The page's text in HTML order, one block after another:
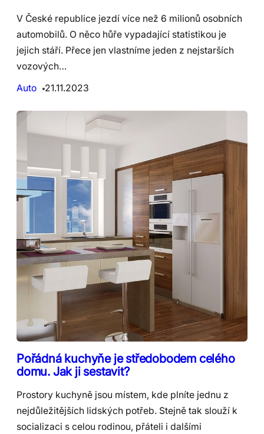
V České republice jezdí více než 6 milionů osobních
automobilů. O něco hůře vypadající statistikou je
jejich stáří. Přece jen vlastníme jeden z nejstarších
vozových…
Auto
21.11.2023
Pořádná kuchyňe je středobodem celého
domu. Jak ji sestavit?
Prostory kuchyně jsou místem, kde plníte jednu z
nejdůležitějších lidských potřeb. Stejně tak slouží k
socializaci s celou rodinou, přáteli i dalšími